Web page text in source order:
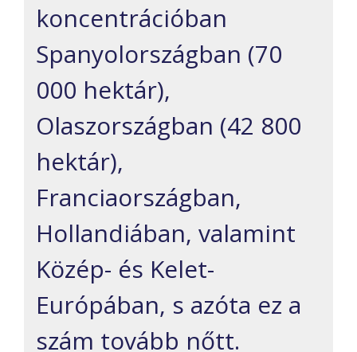
koncentrációban
Spanyolországban (70
000 hektár),
Olaszországban (42 800
hektár),
Franciaországban,
Hollandiában, valamint
Közép- és Kelet-
Európában, s azóta ez a
szám tovább nőtt.